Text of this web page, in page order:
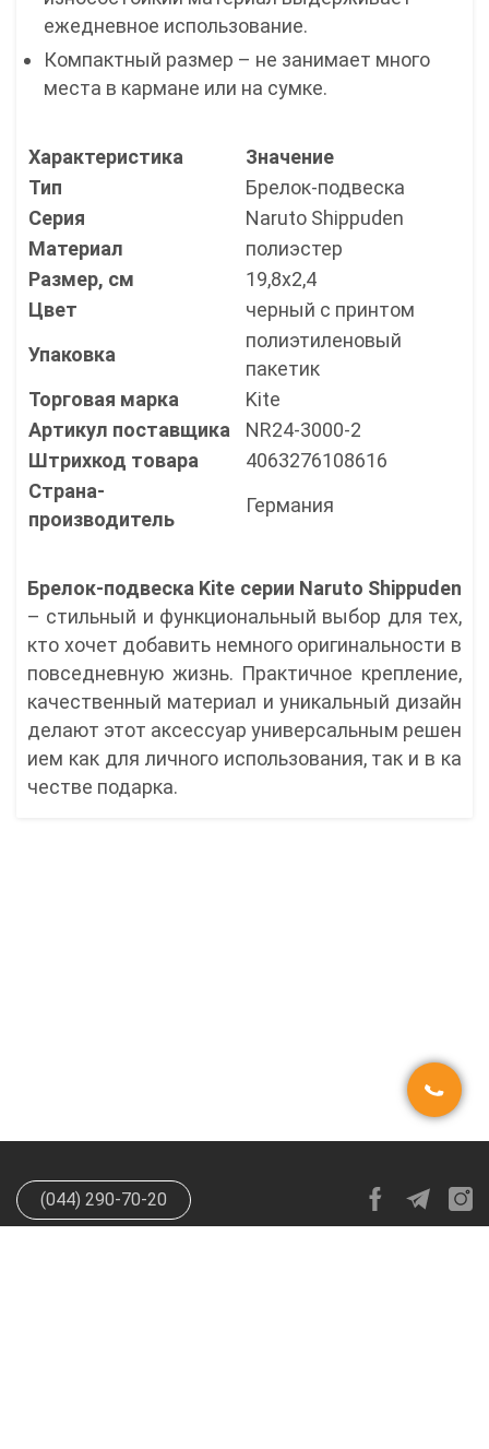
ежедневное использование.
Компактный размер – не занимает много
места в кармане или на сумке.
Характеристика
Значение
Тип
Брелок-подвеска
Серия
Naruto Shippuden
Материал
полиэстер
Размер, см
19,8х2,4
Цвет
черный с принтом
Упаковка
полиэтиленовый
пакетик
Торговая марка
Kite
Артикул поставщика
NR24-3000-2
Штрихкод товара
4063276108616
Страна-
производитель
Германия
Брелок-подвеска Kite серии Naruto Shippuden
– стильный и функциональный выбор для тех,
кто хочет добавить немного оригинальности в
повседневную жизнь. Практичное крепление,
качественный материал и уникальный дизайн
делают этот аксессуар универсальным решен
ием как для личного использования, так и в ка
честве подарка.
(044) 290-70-20